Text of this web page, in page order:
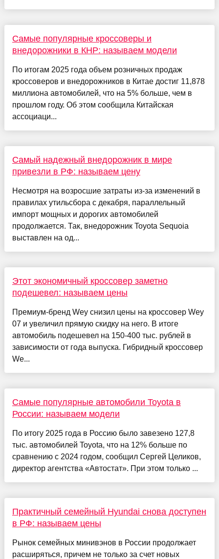
Самые популярные кроссоверы и
внедорожники в КНР: называем модели
По итогам 2025 года объем розничных продаж
кроссоверов и внедорожников в Китае достиг 11,878
миллиона автомобилей, что на 5% больше, чем в
прошлом году. Об этом сообщила Китайская
ассоциаци...
Самый надежный внедорожник в мире
привезли в РФ: называем цену
Несмотря на возросшие затраты из-за изменений в
правилах утильсбора с декабря, параллельный
импорт мощных и дорогих автомобилей
продолжается. Так, внедорожник Toyota Sequoia
выставлен на од...
Этот экономичный кроссовер заметно
подешевел: называем цены
Премиум-бренд Wey снизил цены на кроссовер Wey
07 и увеличил прямую скидку на него. В итоге
автомобиль подешевел на 150-400 тыс. рублей в
зависимости от года выпуска. Гибридный кроссовер
We...
Самые популярные автомобили Toyota в
России: называем модели
По итогу 2025 года в Россию было завезено 127,8
тыс. автомобилей Toyota, что на 12% больше по
сравнению с 2024 годом, сообщил Сергей Целиков,
директор агентства «Автостат». При этом только ...
Практичный семейный Hyundai снова доступен
в РФ: называем цены
Рынок семейных минивэнов в России продолжает
расширяться, причем не только за счет новых